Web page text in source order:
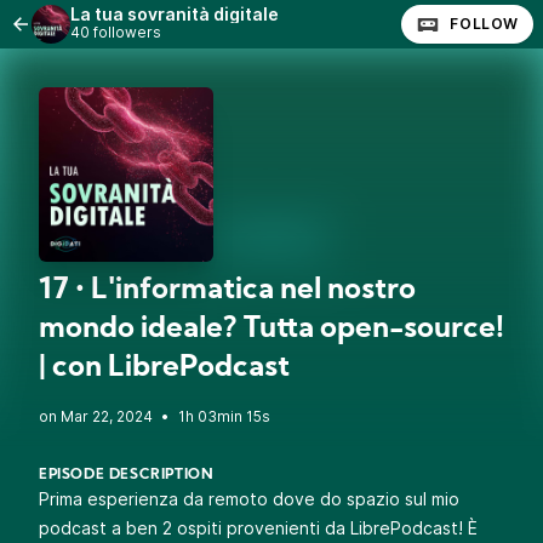
La tua sovranità digitale
40 followers FOLLOW
17 • L'informatica nel nostro
mondo ideale? Tutta open-source!
| con LibrePodcast
• 1h 03min 15s
EPISODE DESCRIPTION
Prima esperienza da remoto dove do spazio sul mio
podcast a ben 2 ospiti provenienti da LibrePodcast! È